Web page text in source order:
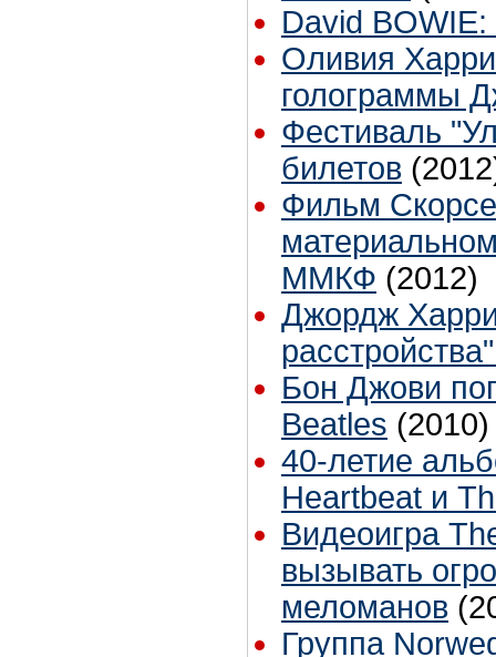
David
Оливия
голограммы
Фестиваль
билетов
Фильм
ММКФ (2012)
Джордж
Бон Джови
Beatles (2010)
40-летие
Heartbeat и
Видеоигра
вызывать
меломанов
Группа